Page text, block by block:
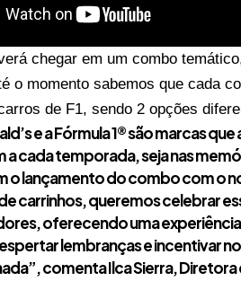
chegar em um combo
o momento sabemos que cada
de F1, sendo 2 opções
e a Fórmula 1® são marcas
a cada temporada, seja nas
o lançamento do combo com o
carrinhos, queremos celebrar
oferecendo uma
lembranças e incentivar
comentaIlca Sierra,